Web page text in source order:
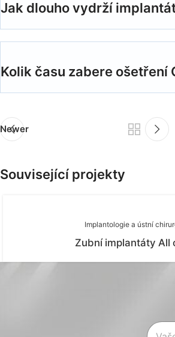
Jak dlouho vydrží
Kolik času zabere ošetření
Newer
Související projekty
Implantologie a ústní
Zubní implantáty All